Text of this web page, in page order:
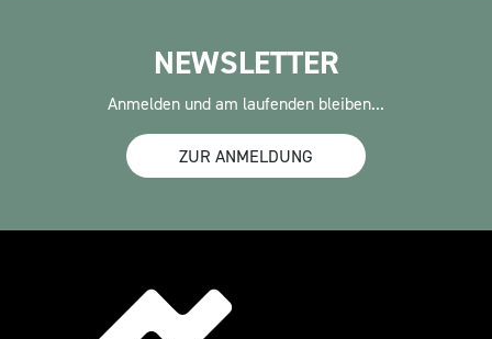
NEWSLETTER
Anmelden und am laufenden bleiben...
ZUR ANMELDUNG